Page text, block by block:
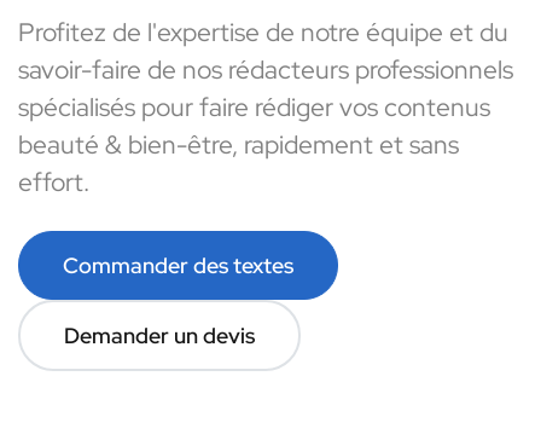
Profitez de l'expertise de notre équipe et du
savoir-faire de nos rédacteurs professionnels
spécialisés pour faire rédiger vos contenus
beauté & bien-être, rapidement et sans
effort.
Commander des textes
Demander un devis